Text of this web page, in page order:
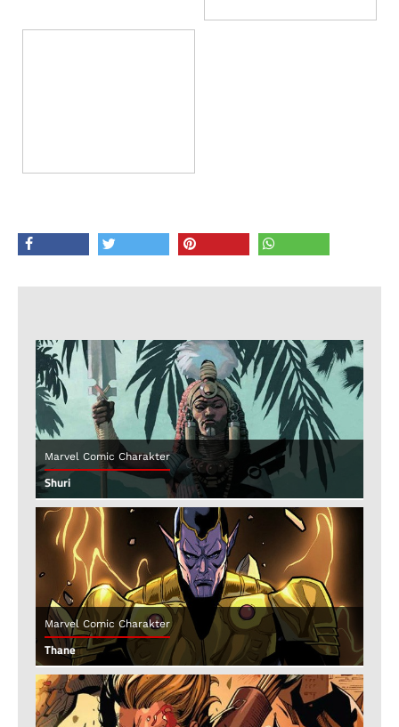
Marvel Comic Charakter
Shuri
Marvel Comic Charakter
Thane